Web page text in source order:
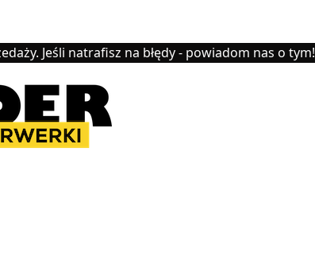
Jeśli natrafisz na błędy - powiadom nas o tym!